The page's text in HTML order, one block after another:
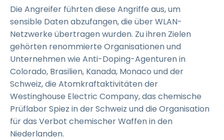
Die Angreifer führten diese Angriffe aus, um
sensible Daten abzufangen, die über WLAN-
Netzwerke übertragen wurden. Zu ihren Zielen
gehörten renommierte Organisationen und
Unternehmen wie Anti-Doping-Agenturen in
Colorado, Brasilien, Kanada, Monaco und der
Schweiz, die Atomkraftaktivitäten der
Westinghouse Electric Company, das chemische
Prüflabor Spiez in der Schweiz und die Organisation
für das Verbot chemischer Waffen in den
Niederlanden.